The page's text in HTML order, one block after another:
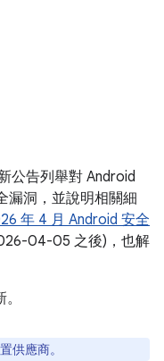
公告列舉對 Android
漏洞，並說明相關細
年 4 月 Android 安全
04-05 之後)，也解
供應商。